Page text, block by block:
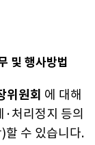
및 행사방법
위원회 에 대해
처리정지 등의
할 수 있습니다.